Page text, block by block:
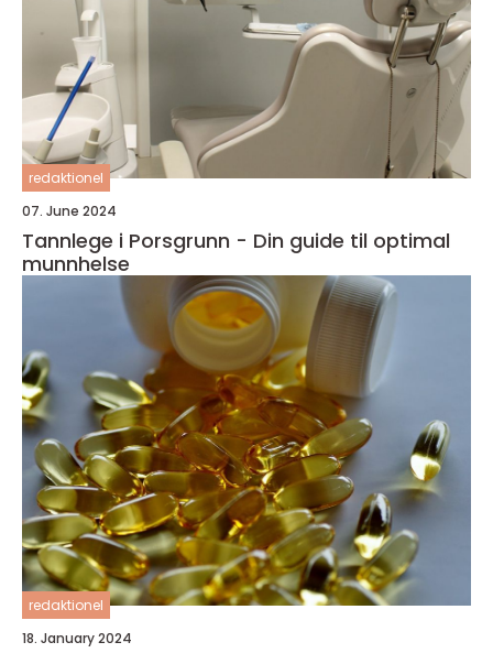
redaktionel
07. June 2024
Tannlege i Porsgrunn - Din guide til optimal
munnhelse
redaktionel
18. January 2024